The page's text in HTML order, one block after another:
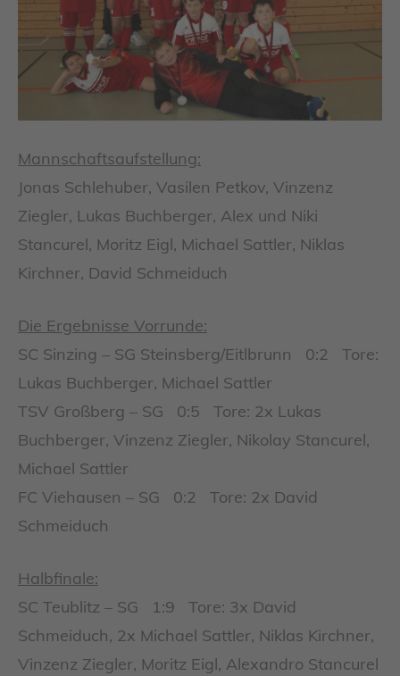
Mannschaftsaufstellung:
Jonas Schlehuber, Vasilen Petkov, Vinzenz
Ziegler, Lukas Buchberger, Alex und Niki
Stancurel, Moritz Eigl, Michael Sattler, Niklas
Kirchner, David Schmeiduch
Die Ergebnisse Vorrunde:
SC Sinzing – SG Steinsberg/Eitlbrunn 0:2 Tore:
Lukas Buchberger, Michael Sattler
TSV Großberg – SG 0:5 Tore: 2x Lukas
Buchberger, Vinzenz Ziegler, Nikolay Stancurel,
Michael Sattler
FC Viehausen – SG 0:2 Tore: 2x David
Schmeiduch
Halbfinale:
SC Teublitz – SG 1:9 Tore: 3x David
Schmeiduch, 2x Michael Sattler, Niklas Kirchner,
Vinzenz Ziegler, Moritz Eigl, Alexandro Stancurel